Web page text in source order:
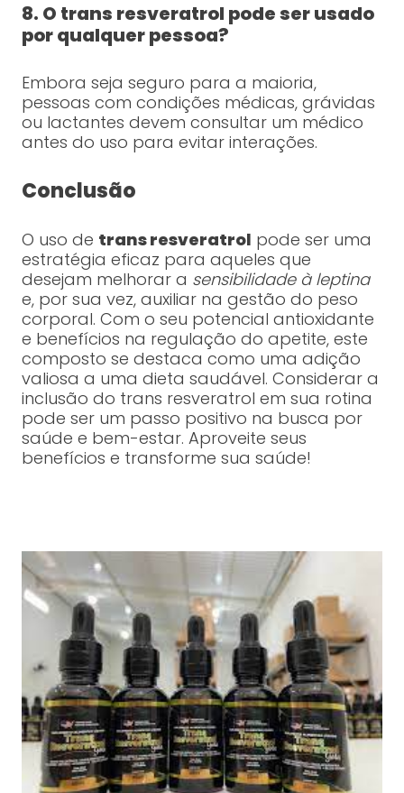
8. O trans resveratrol pode ser usado
por qualquer pessoa?
Embora seja seguro para a maioria,
pessoas com condições médicas, grávidas
ou lactantes devem consultar um médico
antes do uso para evitar interações.
Conclusão
O uso de trans resveratrol pode ser uma
estratégia eficaz para aqueles que
desejam melhorar a sensibilidade à leptina
e, por sua vez, auxiliar na gestão do peso
corporal. Com o seu potencial antioxidante
e benefícios na regulação do apetite, este
composto se destaca como uma adição
valiosa a uma dieta saudável. Considerar a
inclusão do trans resveratrol em sua rotina
pode ser um passo positivo na busca por
saúde e bem-estar. Aproveite seus
benefícios e transforme sua saúde!